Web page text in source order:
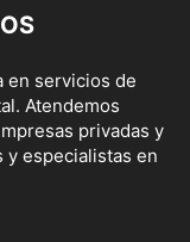
en servicios de
Atendemos
privadas y
y especialistas en